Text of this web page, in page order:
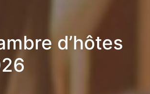
d’hôtes